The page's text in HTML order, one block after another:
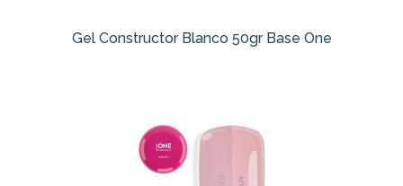
Gel Constructor Blanco 50gr Base One